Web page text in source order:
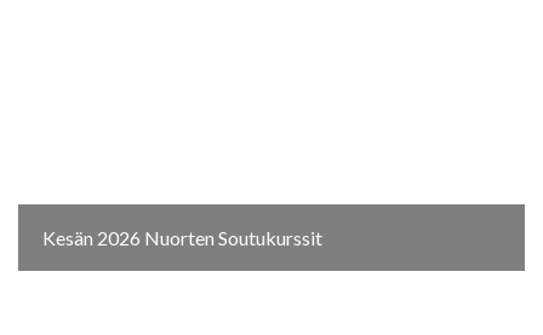
Kesän 2026 Nuorten Soutukurssit